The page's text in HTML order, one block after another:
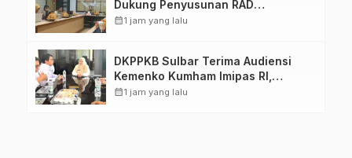
Dukung Penyusunan RAD
TPB/SDGs Sulawesi Barat
calendar_month1 jam yang lalu
DKPPKB Sulbar Terima Audiensi
Kemenko Kumham Imipas RI,
Perkuat Pelayanan Kesehatan bagi
calendar_month1 jam yang lalu